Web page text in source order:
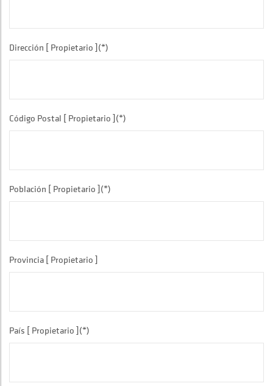
Dirección [ Propietario ](*)
Código Postal [ Propietario ](*)
Población [ Propietario ](*)
Provincia [ Propietario ]
País [ Propietario ](*)